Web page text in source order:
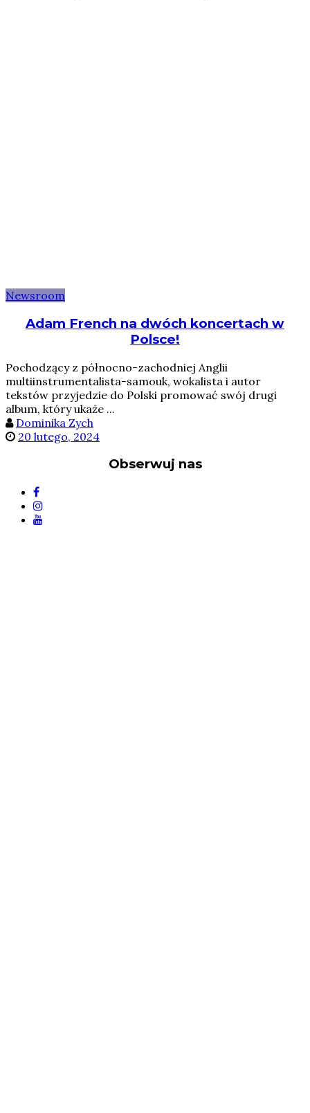
Newsroom
Adam French na dwóch koncertach w
Polsce!
Pochodzący z północno-zachodniej Anglii
multiinstrumentalista-samouk, wokalista i autor
tekstów przyjedzie do Polski promować swój drugi
album, który ukaże ...
Dominika Zych
20 lutego, 2024
Obserwuj nas